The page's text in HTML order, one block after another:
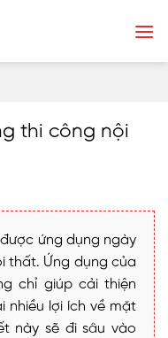
thi công nội
ứng dụng ngày
thất. Ứng dụng của
chỉ giúp cải thiện
nhiều lợi ích về mặt
này sẽ đi sâu vào